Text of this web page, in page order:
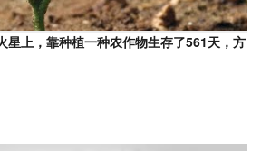
星上，靠种植一种农作物生存了561天，方